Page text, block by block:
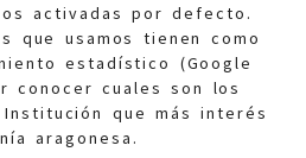
activadas por defecto.
que usamos tienen como
estadístico (Google
conocer cuales son los
que más interés
aragonesa.
general:
210 210/